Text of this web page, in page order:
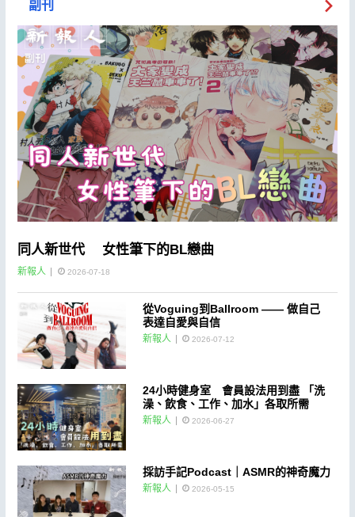
副刊
同人新世代 女性筆下的BL戀曲
新報人 2026-07-18
從Voguing到Ballroom —— 做自己
表達自愛與自信
新報人 2026-07-12
24小時健身室 會員設法用到盡 「洗
澡、飲食、工作、加水」各取所需
新報人 2026-06-27
採訪手記Podcast｜ASMR的神奇魔力
新報人 2026-05-15